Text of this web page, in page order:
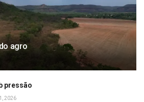
agro
pressão
2026